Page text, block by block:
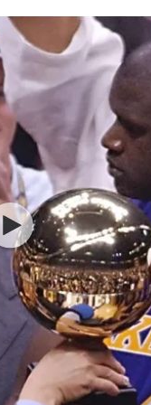
הפועל תל אביב
הפועל חיפה
הפועל באר שבע
בני יהודה